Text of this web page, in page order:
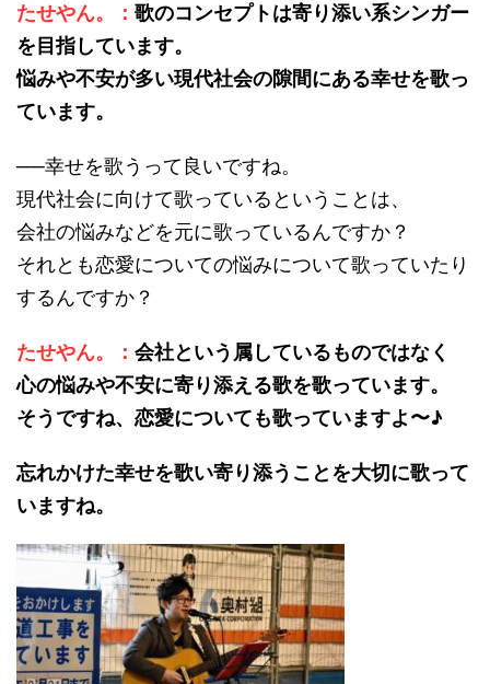
たせやん。： 歌のコンセプトは寄り添い系シンガー
を目指しています。
悩みや不安が多い現代社会の隙間にある幸せを歌っ
ています。
──幸せを歌うって良いですね。
現代社会に向けて歌っているということは、
会社の悩みなどを元に歌っているんですか？
それとも恋愛についての悩みについて歌っていたり
するんですか？
たせやん。： 会社という属しているものではなく
心の悩みや不安に寄り添える歌を歌っています。
そうですね、恋愛についても歌っていますよ〜♪
忘れかけた幸せを歌い寄り添うことを大切に歌って
いますね。